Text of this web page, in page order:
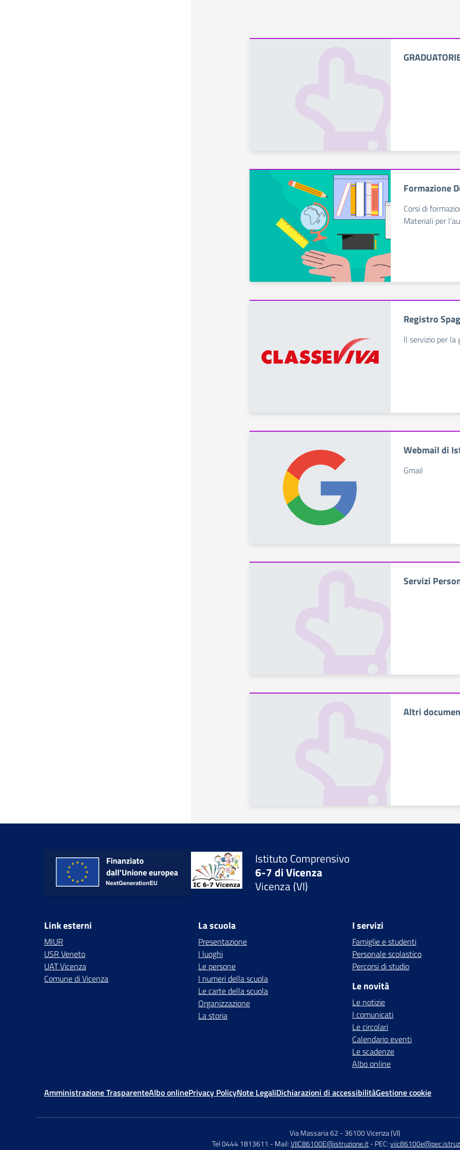
Formazione
Corsi di
Materiali per
Registro
Il servizio per la
Webmail di
Gmail
Servizi
Altri
Istituto Comprensivo
6-7 di Vicenza
Vicenza (VI)
Link esterni
MIUR
USR Veneto
UAT Vicenza
Comune di Vicenza
La scuola
Presentazione
I luoghi
Le persone
I numeri della scuola
Le carte della scuola
Organizzazione
La storia
I servizi
Famiglie e studenti
Personale scolastico
Percorsi di studio
Le novità
Le notizie
I comunicati
Le circolari
Calendario eventi
Le scadenze
Albo online
Amministrazione TrasparenteAlbo onlinePrivacy PolicyNote LegaliDichiarazioni di accessibilitàGestione cookie
Via Massaria 62 -36100 Vicenza (VI)
Tel 0444 1813611 - Mail:VIIC86100E@istruzione.it- PEC: